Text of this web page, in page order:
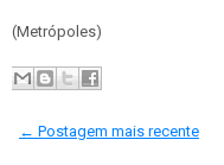
(Metrópoles)
← Postagem mais recente